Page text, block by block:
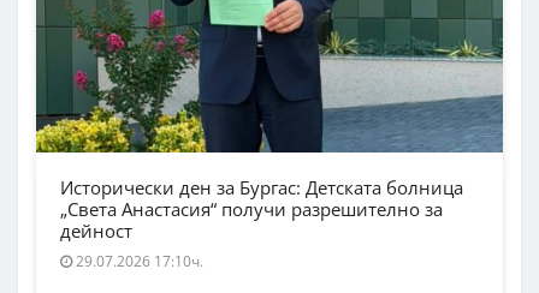
Исторически ден за Бургас: Детската болница
„Света Анастасия“ получи разрешително за
дейност
29.07.2026 17:10ч.